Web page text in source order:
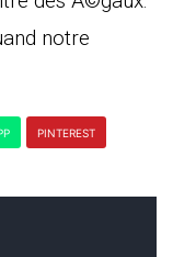
notre
PINTEREST